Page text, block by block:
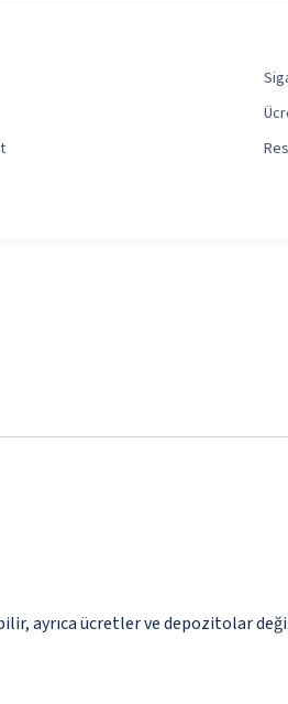
ayrıca ücretler ve depozitolar